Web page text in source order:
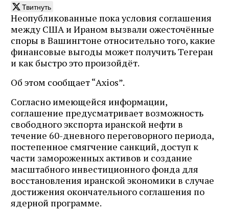
Твитнуть
Неопубликованные пока условия соглашения
между США и Ираном вызвали ожесточённые
споры в Вашингтоне относительно того, какие
финансовые выгоды может получить Тегеран
и как быстро это произойдёт.
Об этом сообщает “Axios”.
Согласно имеющейся информации,
соглашение предусматривает возможность
свободного экспорта иранской нефти в
течение 60-дневного переговорного периода,
постепенное смягчение санкций, доступ к
части замороженных активов и создание
масштабного инвестиционного фонда для
восстановления иранской экономики в случае
достижения окончательного соглашения по
ядерной программе.